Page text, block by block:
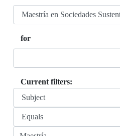
for
Current filters: